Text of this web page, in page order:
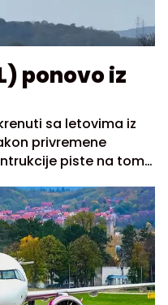
ponovo iz
sa letovima iz
privremene
piste na tom
operacija u
Srbije.